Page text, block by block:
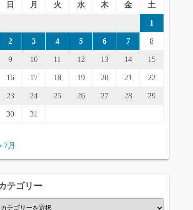
日
月 火 水 木 金 土
1
2 3 4 5 6 7 8
9 10 11 12 13 14 15
16 17 18 19 20 21 22
23 24 25 26 27 28 29
30 31
7月
テゴリー
カ